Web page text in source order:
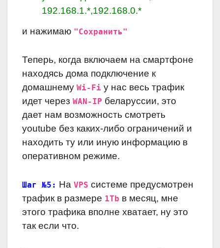
192.168.1.*,192.168.0.*
и нажимаю "Сохранить"
Теперь, когда включаем на смартфоне
находясь дома подключение к
домашнему Wi-Fi у нас весь трафик
идет через WAN-IP беларуссии, это
дает нам возможность смотреть
youtube без каких-либо ограничений и
находить ту или иную информацию в
оперативном режиме.
Шаг №5: На VPS системе предусмотрен
трафик в размере 1Tb в месяц, мне
этого трафика вполне хватает, ну это
так если что.